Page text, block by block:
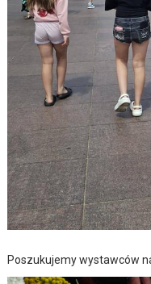
Poszukujemy wystawców